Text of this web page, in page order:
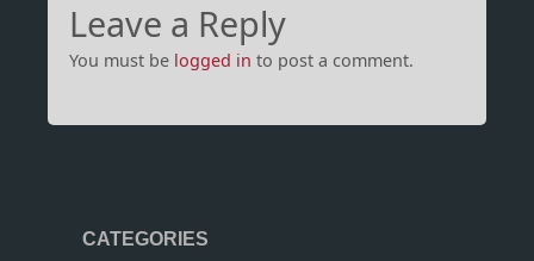
Leave a Reply
You must be logged in to post a comment.
CATEGORIES